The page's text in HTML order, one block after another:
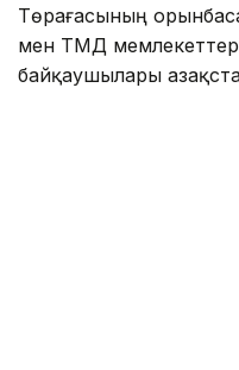
Төрағасының
мен ТМД
байқаушылары